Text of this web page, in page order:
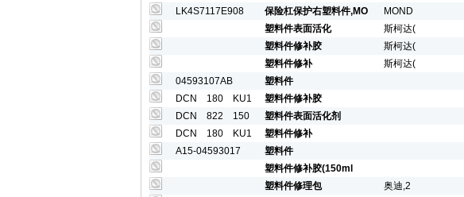
LK4S7117E908
保险杠保护右塑料件,MO MOND
塑料件表面活化
斯柯达(
塑料件修补胶
斯柯达(
塑料件修补
斯柯达(
04593107AB
塑料件
DCN 180 KU1
塑料件修补胶
DCN 822 150
塑料件表面活化剂
DCN 180 KU1
塑料件修补
A15-04593017
塑料件
塑料件修补胶(150ml
塑料件修理包
奥迪,2